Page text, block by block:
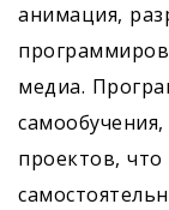
анимация,
медиа.
проектов,